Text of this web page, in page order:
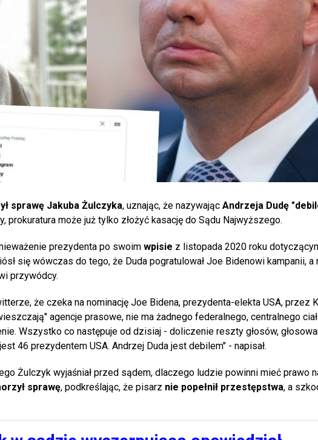
sprawę Jakuba Żulczyka, uznając, że nazywając Andrzeja Dudę
prokuratura może już tylko złożyć kasację do Sądu Najwyższego.
prezydenta po swoim wpisie z listopada 2020 roku
się wówczas do tego, że Duda pogratulował Joe Bidenowi kampanii, a
przywódcy.
że czeka na nominację Joe Bidena, prezydenta-elekta USA, przez
agencje prasowe, nie ma żadnego federalnego, centralnego
Wszystko co następuje od dzisiaj - doliczenie reszty głosów,
46 prezydentem USA. Andrzej Duda jest debilem" - napisał.
Żulczyk wyjaśniał przed sądem, dlaczego ludzie powinni mieć prawo
sprawę, podkreślając, że pisarz nie popełnił przestępstwa, a